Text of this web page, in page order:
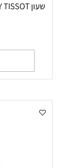
שעון MATHEY TISSOT מטיי טיסוט לגבר H680ABR